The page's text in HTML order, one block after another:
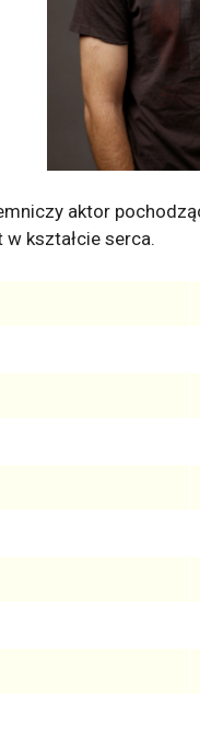
aktor
kształcie serca.